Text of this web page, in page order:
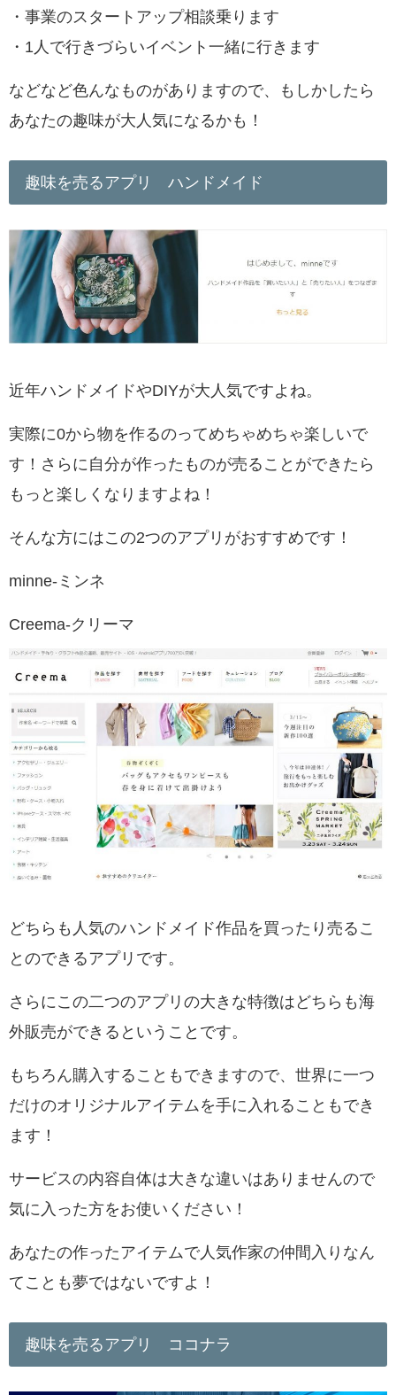
・事業のスタートアップ相談乗ります
・1人で行きづらいイベント一緒に行きます
などなど色んなものがありますので、
もしかしたら
あなたの趣味が大人気になるかも！
趣味を売るアプリ ハンドメイド
近年ハンドメイドやDIYが大人気ですよね。
実際に0から物を作るのってめちゃめちゃ楽しいで
す！さらに 自分が作ったものが売ることができたら
もっと楽しくなりますよね！
そんな方にはこの2つのアプリがおすすめです！
minne-ミンネ
Creema-クリーマ
どちらも人気のハンドメイド作品を買ったり売るこ
とのできるアプリです。
さらにこの二つのアプリの大きな特徴はどちらも海
外販売ができるということです。
もちろん購入することもできますので、世界に一つ
だけのオリジナルアイテムを手に入れることもでき
ます！
サービスの内容自体は大きな違いはありませんので
気に入った方をお使いください！
あなたの作ったアイテムで人気作家の仲間入りなん
てことも夢ではないですよ！
趣味を売るアプリ ココナラ